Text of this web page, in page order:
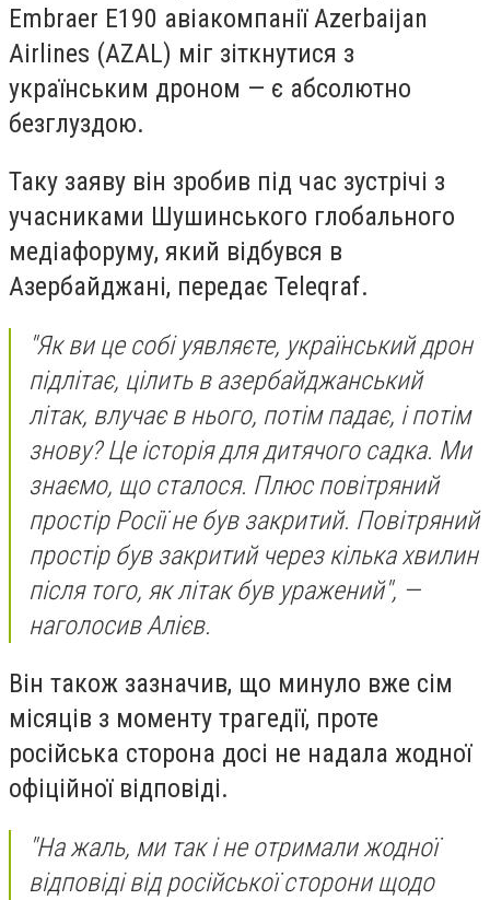
Embraer E190 авіакомпанії Azerbaijan
Airlines (AZAL) міг зіткнутися з
українським дроном — є абсолютно
безглуздою.
Таку заяву він зробив під час зустрічі з
учасниками Шушинського глобального
медіафоруму, який відбувся в
Азербайджані, передає Teleqraf.
"Як ви це собі уявляєте, український дрон
підлітає, цілить в азербайджанський
літак, влучає в нього, потім падає, і потім
знову? Це історія для дитячого садка. Ми
знаємо, що сталося. Плюс повітряний
простір Росії не був закритий. Повітряний
простір був закритий через кілька хвилин
після того, як літак був уражений", —
наголосив Алієв.
Він також зазначив, що минуло вже сім
місяців з моменту трагедії, проте
російська сторона досі не надала жодної
офіційної відповіді.
"На жаль, ми так і не отримали жодної
відповіді від російської сторони щодо